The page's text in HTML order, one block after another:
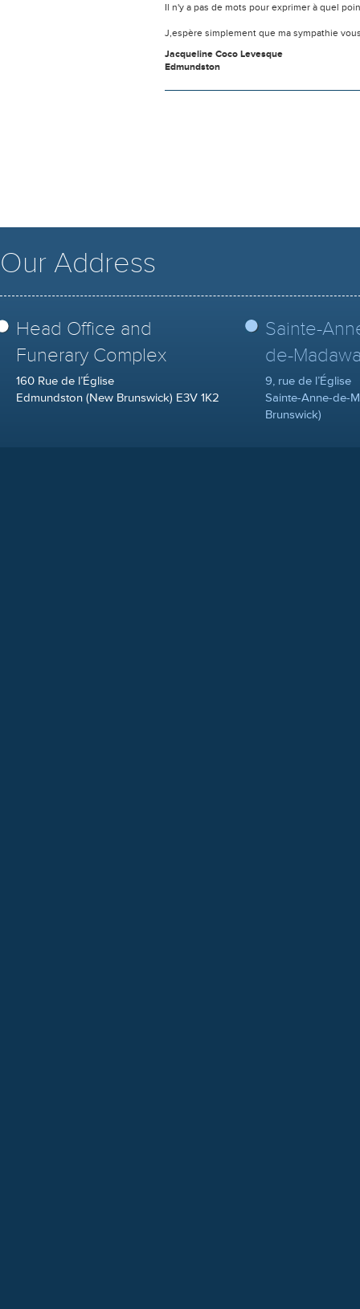
Il n'y a pas de mots pour exprimer à quel
J,espère simplement que ma sympathie
Jacqueline Coco Levesque
Edmundston
Our Address
Head Office and
Funerary Complex
160 Rue de l’Église
Edmundston (New Brunswick) E3V 1K2
Sainte-
de-
9, rue de l’Église
Sainte-Anne-de-
Brunswick)